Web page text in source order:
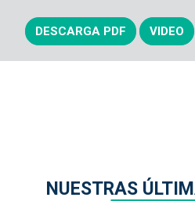
DESCARGA PDF VIDEO
NUESTRAS